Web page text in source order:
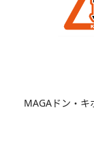
MAGAドン・